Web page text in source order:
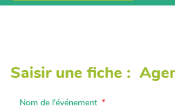
Saisir une fiche :
Nom de l'événement